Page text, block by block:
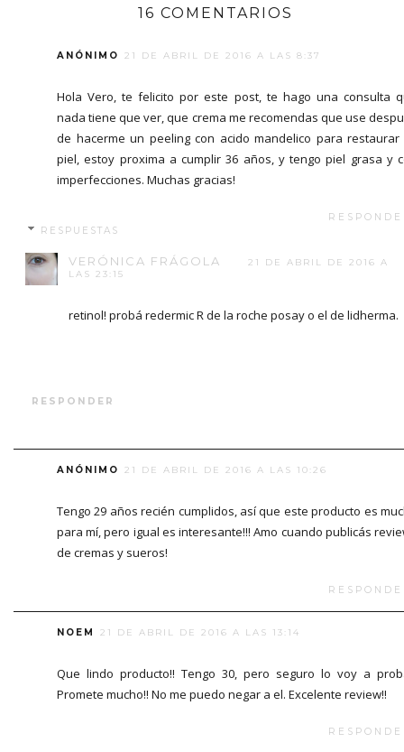
16 COMENTARIOS
ANÓNIMO 21 DE ABRIL DE 2016 A LAS 8:37
Hola Vero, te felicito por este post, te hago una consulta
nada tiene que ver, que crema me recomendas que use
de hacerme un peeling con acido mandelico para restaurar
piel, estoy proxima a cumplir 36 años, y tengo piel grasa y
imperfecciones. Muchas gracias!
RESPUESTAS
VERÓNICA FRÁGOLA
21 DE ABRIL DE 2016 A
LAS 23:15
retinol! probá redermic R de la roche posay o el de lidherma.
RESPONDER
ANÓNIMO 21 DE ABRIL DE 2016 A LAS 10:26
Tengo 29 años recién cumplidos, así que este producto es
para mí, pero igual es interesante!!! Amo cuando publicás
de cremas y sueros!
NOEM 21 DE ABRIL DE 2016 A LAS 13:14
Que lindo producto!! Tengo 30, pero seguro lo voy a
Promete mucho!! No me puedo negar a el. Excelente review!!